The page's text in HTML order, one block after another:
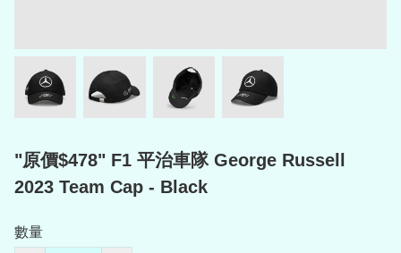
"原價$478" F1 平治車隊 George Russell
2023 Team Cap - Black
數量